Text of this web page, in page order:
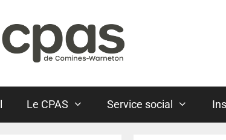
Le CPAS Service social